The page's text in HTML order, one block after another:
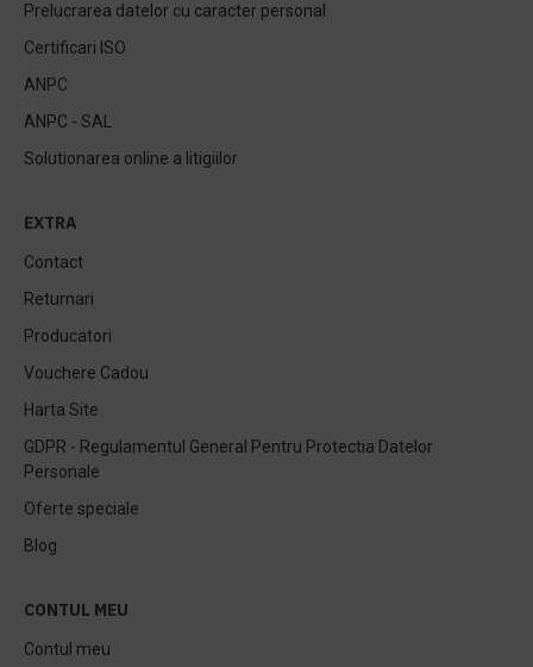
Prelucrarea datelor cu caracter personal
Certificari ISO
ANPC
ANPC - SAL
Solutionarea online a litigiilor
EXTRA
Contact
Returnari
Producatori
Vouchere Cadou
Harta Site
GDPR - Regulamentul General Pentru Protectia Datelor
Personale
Oferte speciale
Blog
CONTUL MEU
Contul meu